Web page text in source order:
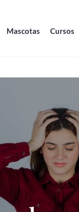
Mascotas Cursos